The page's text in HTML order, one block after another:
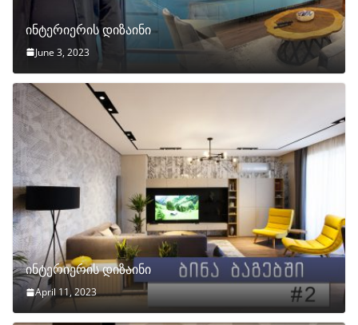
ინტერიერის დიზაინი
June 3, 2023
ინტერიერის დიზაინი
April 11, 2023